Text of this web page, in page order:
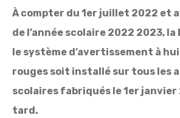
À compter du 1er juillet 2022 et
de l’année scolaire 2022 2023,
le système d’avertissement à
rouges soit installé sur tous les
scolaires fabriqués le 1er janvier
tard.